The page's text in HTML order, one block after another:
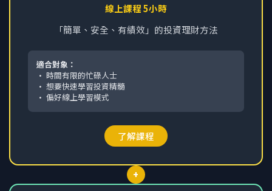
線上課程 5小時
「簡單、安全、有績效」的投資理財方法
適合對象：
• 時間有限的忙碌人士
• 想要快速學習投資精髓
• 偏好線上學習模式
了解課程
+